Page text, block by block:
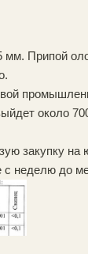
Припой
около
закупку
с неделю до